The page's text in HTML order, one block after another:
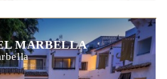
MARBELLA